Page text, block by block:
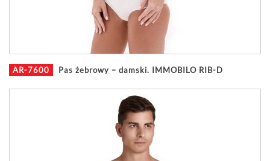
AR-7600 Pas żebrowy – damski. IMMOBILO RIB-D